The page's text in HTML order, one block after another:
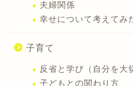
夫婦関係
幸せについて考えてみ
子育て
反省と学び（自分を大
子どもとの関わり方